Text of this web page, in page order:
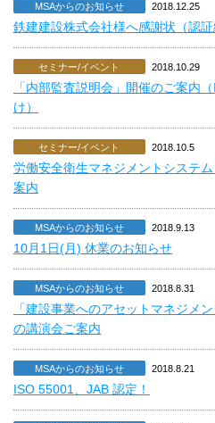
MSAからのお知らせ 2018.12.25
鉄建建設株式会社様へ感謝状（認証
セミナー/イベント 2018.10.29
「内部監査説明会」開催のご案内
け）
セミナー/イベント 2018.10.5
労働安全衛生マネジメントシステ
案内
MSAからのお知らせ 2018.9.13
10月1日(月) 休業のお知らせ
MSAからのお知らせ 2018.8.31
「建設事業へのアセットマネジメ
の講演会ご案内
MSAからのお知らせ 2018.8.21
ISO 55001、JAB 認定！